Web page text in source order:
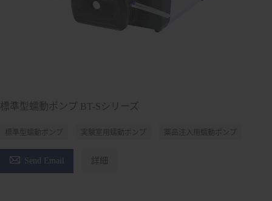
標準型蠕動ポンプ BT-Sシリーズ
標準型蠕動ポンプ 実験室用蠕動ポンプ 薬品注入用蠕動ポンプ
 Send Email 詳細